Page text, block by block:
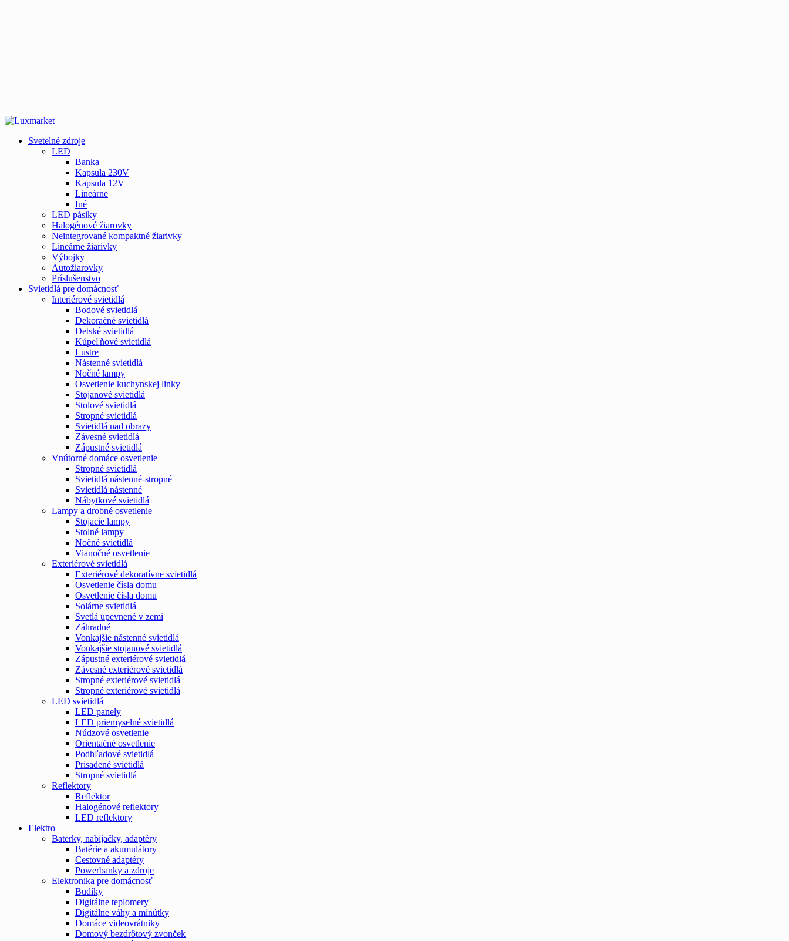
Svetelné zdroje
LED
Banka
Kapsula 230V
Kapsula 12V
Lineárne
Iné
LED pásiky
Halogénové žiarovky
Neintegrované kompaktné žiarivky
Lineárne žiarivky
Výbojky
Autožiarovky
Príslušenstvo
Svietidlá pre domácnosť
Interiérové svietidlá
Bodové svietidlá
Dekoračné svietidlá
Detské svietidlá
Kúpeľňové svietidlá
Lustre
Nástenné svietidlá
Nočné lampy
Osvetlenie kuchynskej linky
Stojanové svietidlá
Stolové svietidlá
Stropné svietidlá
Svietidlá nad obrazy
Závesné svietidlá
Zápustné svietidlá
Vnútorné domáce osvetlenie
Stropné svietidlá
Svietidlá nástenné-stropné
Svietidlá nástenné
Nábytkové svietidlá
Lampy a drobné osvetlenie
Stojacie lampy
Stolné lampy
Nočné svietidlá
Vianočné osvetlenie
Exteriérové svietidlá
Exteriérové dekoratívne svietidlá
Osvetlenie čísla domu
Osvetlenie čísla domu
Solárne svietidlá
Svetlá upevnené v zemi
Záhradné
Vonkajšie nástenné svietidlá
Vonkajšie stojanové svietidlá
Zápustné exteriérové svietidlá
Závesné exteriérové svietidlá
Stropné exteriérové svietidlá
Stropné exteriérové svietidlá
LED svietidlá
LED panely
LED priemyselné svietidlá
Núdzové osvetlenie
Orientačné osvetlenie
Podhľadové svietidlá
Prisadené svietidlá
Stropné svietidlá
Reflektory
Reflektor
Halogénové reflektory
LED reflektory
Elektro
Baterky, nabíjačky, adaptéry
Batérie a akumulátory
Cestovné adaptéry
Powerbanky a zdroje
Elektronika pre domácnosť
Budíky
Digitálne teplomery
Digitálne váhy a minútky
Domáce videovrátniky
Domový bezdrôtový zvonček